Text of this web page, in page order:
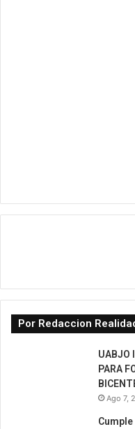
Por Redaccion
UABJO
PARA
Ago 7,